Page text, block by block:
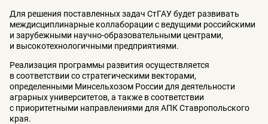
Для решения поставленных задач СтГАУ будет развивать
междисциплинарные коллаборации с ведущими российскими
и зарубежными научно-образовательными центрами,
и высокотехнологичными предприятиями.
Реализация программы развития осуществляется
в соответствии со стратегическими векторами,
определенными Минсельхозом России для деятельности
аграрных университетов, а также в соответствии
с приоритетными направлениями для АПК Ставропольского
края.